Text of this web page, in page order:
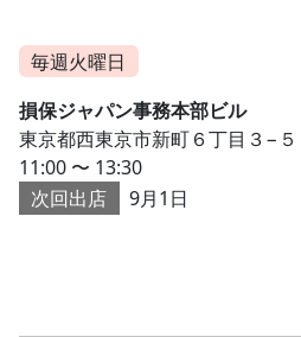
毎週火曜日
損保ジャパン事務本部ビル
東京都西東京市新町６丁目３−５
11:00 〜 13:30
次回出店
9月1日